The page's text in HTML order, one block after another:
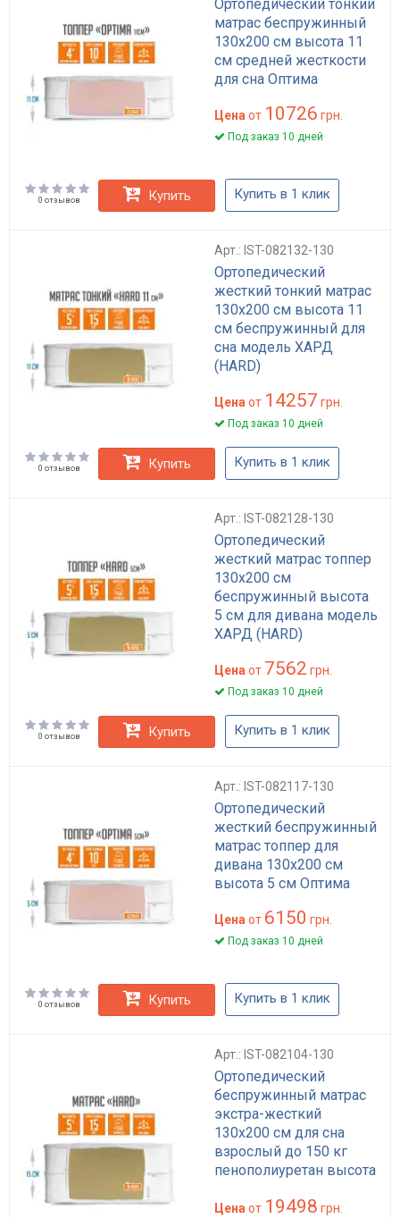
Ортопедический тонкий
матрас беспружинный
130x200 см высота 11
см средней жесткости
для сна Оптима
Цена от 10726 грн.
Под заказ 10 дней
0 отзывов Купить Купить в 1 клик
Арт.: IST-082132-130
Ортопедический
жесткий тонкий матрас
130x200 см высота 11
см беспружинный для
сна модель ХАРД
(HARD)
Цена от 14257 грн.
Под заказ 10 дней
0 отзывов Купить Купить в 1 клик
Арт.: IST-082128-130
Ортопедический
жесткий матрас топпер
130x200 см
беспружинный высота
5 см для дивана модель
ХАРД (HARD)
Цена от 7562 грн.
Под заказ 10 дней
0 отзывов Купить Купить в 1 клик
Арт.: IST-082117-130
Ортопедический
жесткий беспружинный
матрас топпер для
дивана 130x200 см
высота 5 см Оптима
Цена от 6150 грн.
Под заказ 10 дней
0 отзывов Купить Купить в 1 клик
Арт.: IST-082104-130
Ортопедический
беспружинный матрас
экстра-жесткий
130x200 см для сна
взрослый до 150 кг
пенополиуретан высота
Цена от 19498 грн.